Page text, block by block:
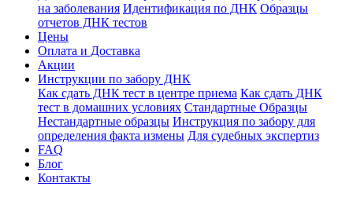
на заболевания Идентификация по ДНК Образцы
отчетов ДНК тестов
Цены
Оплата и Доставка
Акции
Инструкции по забору ДНК
Как сдать ДНК тест в центре приема Как сдать ДНК
тест в домашних условиях Стандартные Образцы
Нестандартные образцы Инструкция по забору для
определения факта измены Для судебных экспертиз
FAQ
Блог
Контакты